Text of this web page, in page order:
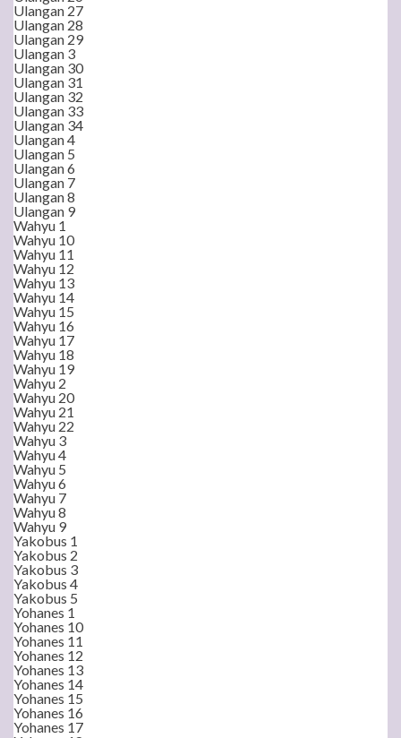
Ulangan 27
Ulangan 28
Ulangan 29
Ulangan 3
Ulangan 30
Ulangan 31
Ulangan 32
Ulangan 33
Ulangan 34
Ulangan 4
Ulangan 5
Ulangan 6
Ulangan 7
Ulangan 8
Ulangan 9
Wahyu 1
Wahyu 10
Wahyu 11
Wahyu 12
Wahyu 13
Wahyu 14
Wahyu 15
Wahyu 16
Wahyu 17
Wahyu 18
Wahyu 19
Wahyu 2
Wahyu 20
Wahyu 21
Wahyu 22
Wahyu 3
Wahyu 4
Wahyu 5
Wahyu 6
Wahyu 7
Wahyu 8
Wahyu 9
Yakobus 1
Yakobus 2
Yakobus 3
Yakobus 4
Yakobus 5
Yohanes 1
Yohanes 10
Yohanes 11
Yohanes 12
Yohanes 13
Yohanes 14
Yohanes 15
Yohanes 16
Yohanes 17